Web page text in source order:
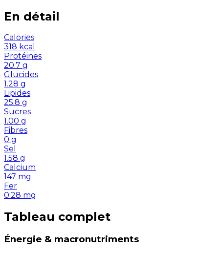
En détail
Calories
318 kcal
Protéines
20.7 g
Glucides
1.28 g
Lipides
25.8 g
Sucres
1.00 g
Fibres
0 g
Sel
1.58 g
Calcium
147 mg
Fer
0.28 mg
Tableau complet
Énergie & macronutriments